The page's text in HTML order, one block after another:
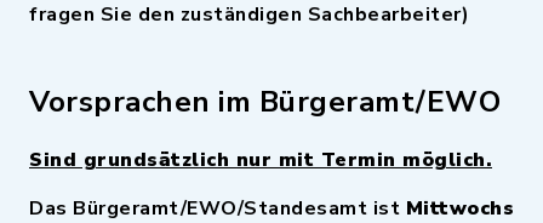
fragen Sie den zuständigen Sachbearbeiter)
Vorsprachen im Bürgeramt/EWO
Sind grundsätzlich nur mit Termin möglich.
Das Bürgeramt/EWO/Standesamt ist Mittwochs